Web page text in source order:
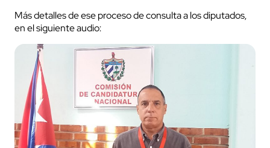
Más detalles de ese proceso de consulta a los diputados,
en el siguiente audio: